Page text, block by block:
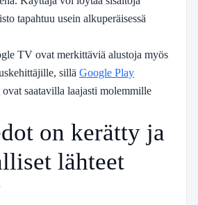
tapahtuu usein alkuperäisessä
TV ovat merkittäviä alustoja myös
sillä Google Play
ovat saatavilla laajasti molemmille
on kerätty ja
lähteet